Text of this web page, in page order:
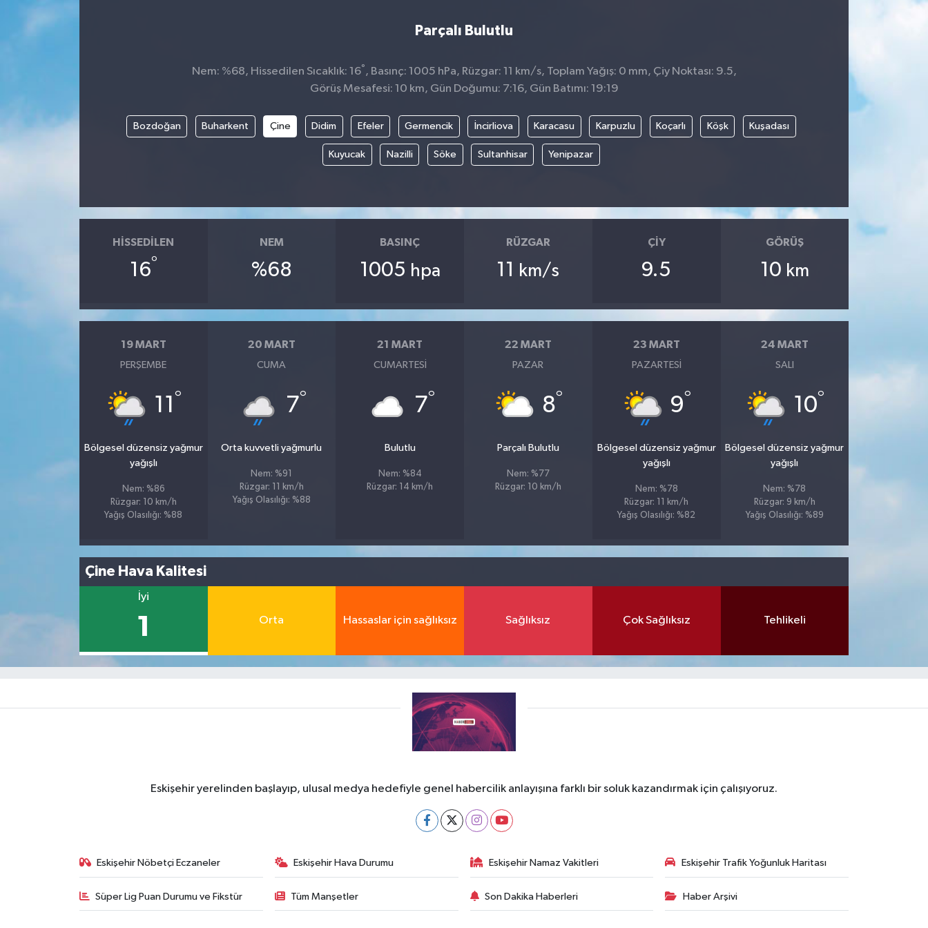
Parçalı Bulutlu
Nem: %68, Hissedilen Sıcaklık: 16° , Basınç: 1005 hPa, Rüzgar: 11 km/s, Toplam Yağış: 0 mm, Çiy Noktası: 9.5,
Görüş Mesafesi: 10 km, Gün Doğumu: 7:16, Gün Batımı: 19:19
Bozdoğan Buharkent Çine Didim Efeler Germencik İncirliova Karacasu Karpuzlu Koçarlı Köşk Kuşadası
Kuyucak Nazilli Söke Sultanhisar Yenipazar
HISSEDILEN
16°
NEM
%68
BASINÇ
1005 hpa
RÜZGAR
11 km/s
ÇIY
9.5
GÖRÜŞ
10 km
19 MART
PERŞEMBE
11 °
Bölgesel düzensiz yağmur
yağışlı
Nem: %86
Rüzgar: 10 km/h
Yağış Olasılığı: %88
20 MART
CUMA
7°
Orta kuvvetli yağmurlu
Nem: %91
Rüzgar: 11 km/h
Yağış Olasılığı: %88
21 MART
CUMARTESI
7°
Bulutlu
Nem: %84
Rüzgar: 14 km/h
22 MART
PAZAR
8°
Parçalı Bulutlu
Nem: %77
Rüzgar: 10 km/h
23 MART
PAZARTESI
9°
Bölgesel düzensiz yağmur
yağışlı
Nem: %78
Rüzgar: 11 km/h
Yağış Olasılığı: %82
24 MART
SALI
10°
Bölgesel düzensiz yağmur
yağışlı
Nem: %78
Rüzgar: 9 km/h
Yağış Olasılığı: %89
Çine Hava Kalitesi
İyi
1 Orta Hassaslar için sağlıksız Sağlıksız Çok Sağlıksız Tehlikeli
Eskişehir yerelinden başlayıp, ulusal medya hedefiyle genel habercilik anlayışına farklı bir soluk kazandırmak için çalışıyoruz.
Eskişehir Nöbetçi Eczaneler Eskişehir Hava Durumu Eskişehir Namaz Vakitleri Eskişehir Trafik Yoğunluk Haritası
Süper Lig Puan Durumu ve Fikstür Tüm Manşetler Son Dakika Haberleri Haber Arşivi